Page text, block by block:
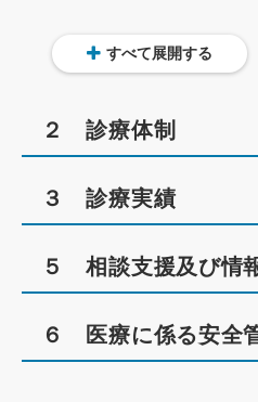
すべて展開する
２ 診療体制
３ 診療実績
５ 相談支援及び情
６ 医療に係る安全